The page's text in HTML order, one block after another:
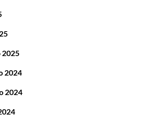
2025
2024
2024